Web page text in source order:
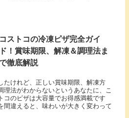
コストコの冷凍ピザ完全ガイ
ド！賞味期限、解凍＆調理法ま
徹底解説
たけれど、正しい賞味期限、解凍方
理法がわからないというあなたに、こ
コのピザは大容量でお得感満載です
間違えると、味わいが大きく変わって